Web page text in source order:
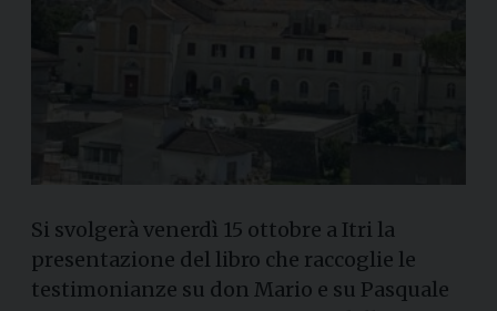
Si svolgerà venerdì 15 ottobre a Itri la
presentazione del libro che raccoglie le
testimonianze su don Mario e su Pasquale